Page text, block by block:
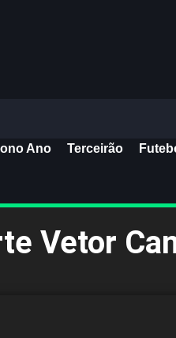
Ano Terceirão
Vetor